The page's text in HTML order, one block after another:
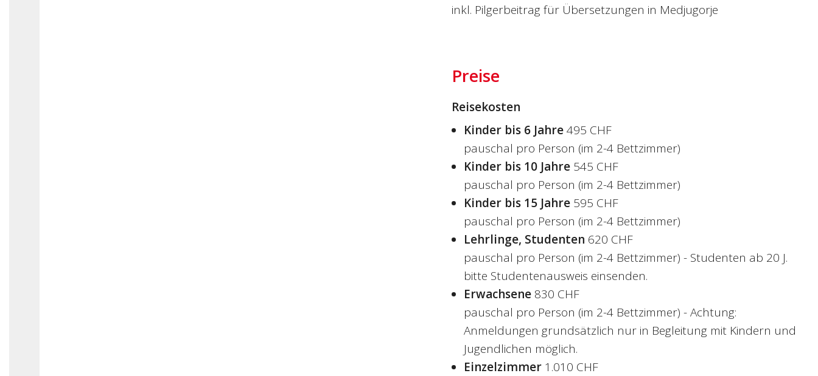
inkl. Pilgerbeitrag für Übersetzungen in Medjugorje
Preise
Reisekosten
Kinder bis 6 Jahre 495 CHF
pauschal pro Person (im 2-4 Bettzimmer)
Kinder bis 10 Jahre 545 CHF
pauschal pro Person (im 2-4 Bettzimmer)
Kinder bis 15 Jahre 595 CHF
pauschal pro Person (im 2-4 Bettzimmer)
Lehrlinge, Studenten 620 CHF
pauschal pro Person (im 2-4 Bettzimmer) - Studenten ab 20 J.
bitte Studentenausweis einsenden.
Erwachsene 830 CHF
pauschal pro Person (im 2-4 Bettzimmer) - Achtung:
Anmeldungen grundsätzlich nur in Begleitung mit Kindern und
Jugendlichen möglich.
Einzelzimmer 1.010 CHF